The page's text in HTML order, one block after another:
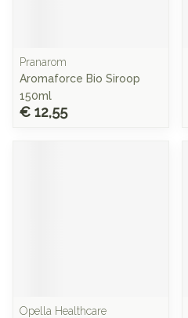
Pranarom
Aromaforce Bio Siroop
150ml
€ 12,55
Opella Healthcare